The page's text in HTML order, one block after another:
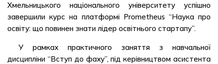
Хмельницького національного університету успішно
завершили курс на платформі Prometheus “Наука про
освіту: що повинен знати лідер освітнього стартапу”.
У рамках практичного заняття з навчальної
дисципліни “Вступ до фаху”, під керівництвом асистента